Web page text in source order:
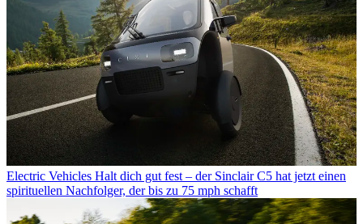
Electric Vehicles Halt dich gut fest – der Sinclair C5 hat jetzt einen
spirituellen Nachfolger, der bis zu 75 mph schafft